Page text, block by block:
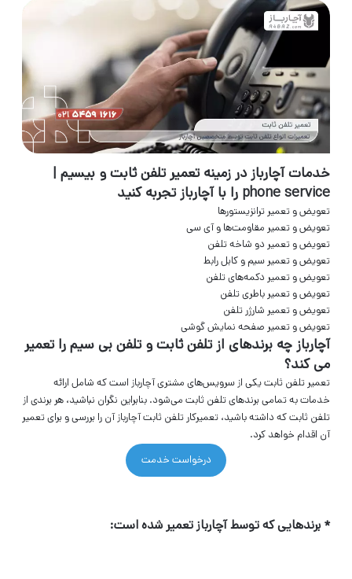
خدمات آچارباز در زمینه تعمیر تلفن ثابت و بیسیم |
phone service را با آچارباز تجربه کنید
تعویض و تعمیر ترانزیستور‌ها
تعویض و تعمیر مقاومت‌ها و آی سی
تعویض و تعمیر دو شاخه تلفن
تعویض و تعمیر سیم و کابل رابط
تعویض و تعمیر دکمه‌های تلفن
تعویض و تعمیر باطری تلفن
تعویض و تعمیر شارژر تلفن
تعویض و تعمیر صفحه نمایش گوشی
آچارباز چه برندهای از تلفن ثابت و تلفن بی سیم را تعمیر
می کند؟
تعمیر تلفن ثابت یکی از سرویس‌های مشتری آچارباز است که شامل ارائه
خدمات به تمامی برندهای تلفن ثابت می‌شود. بنابراین نگران نباشید، هر برندی از
تلفن ثابت که داشته باشید، تعمیرکار تلفن ثابت آچارباز آن را بررسی و برای تعمیر
آن اقدام خواهد کرد.
درخواست خدمت
* برندهایی که توسط آچارباز تعمیر شده است: